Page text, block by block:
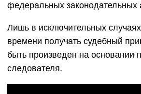
федеральных законодательных
Лишь в исключительных
времени получать судебный
быть произведен на основании
следователя.